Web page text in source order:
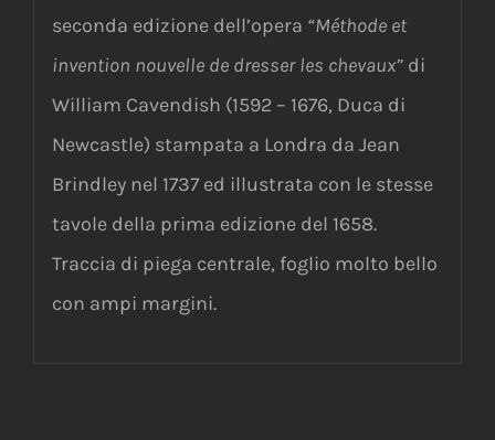
seconda edizione dell’opera “Méthode et
invention nouvelle de dresser les chevaux”di
William Cavendish (1592 – 1676, Duca di
Newcastle) stampata a Londra da Jean
Brindley nel 1737 ed illustrata con le stesse
tavole della prima edizione del 1658.
Traccia di piega centrale, foglio molto bello
con ampi margini.